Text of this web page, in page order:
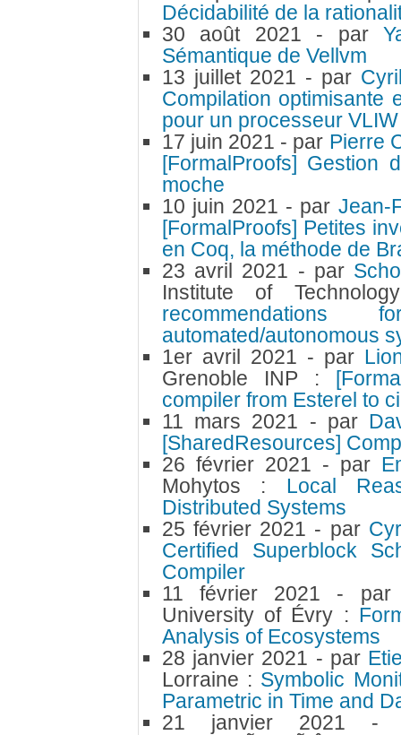
Décidabilité de la
30 août 2021 - par
Sémantique de Vellvm
13 juillet 2021 - par
Compilation optimisante
pour un processeur
17 juin 2021 - par Pierre
[FormalProofs] Gestion
moche
10 juin 2021 - par Jean-
[FormalProofs] Petites
en Coq, la méthode de
23 avril 2021 - par
Institute of
recommendations
automated/autonomous
1er avril 2021 - par
Grenoble INP :
compiler from Esterel to
11 mars 2021 - par
[SharedResources]
26 février 2021 - par
Mohytos : Local
Distributed Systems
25 février 2021 - par
Certified Superblock
Compiler
11 février 2021 -
University of Évry :
Analysis of Ecosystems
28 janvier 2021 - par
Lorraine : Symbolic
Parametric in Time and
21 janvier 2021 -